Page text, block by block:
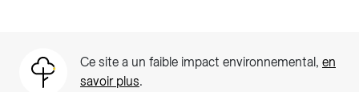
Ce site a un faible impact environnemental, en
savoir plus.
Particuliers)